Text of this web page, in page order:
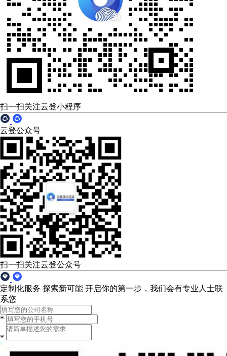
扫一扫关注云登小程序
云登公众号
扫一扫关注云登公众号
定制化服务 探索新可能 开启你的第一步，我们会有专业人士联
系您
*
*